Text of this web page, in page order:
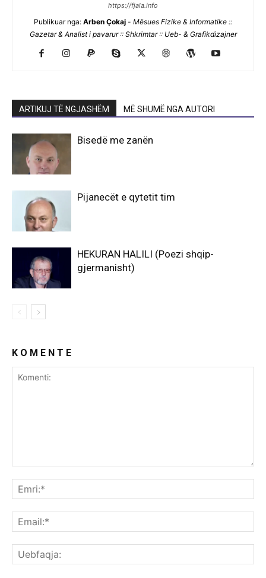
https://fjala.info
Publikuar nga: Arben Çokaj - Mësues Fizike & Informatike ::
Gazetar & Analist i pavarur :: Shkrimtar :: Ueb- & Grafikdizajner
ARTIKUJ TË NGJASHËM MË SHUMË NGA AUTORI
Bisedë me zanën
Pijanecët e qytetit tim
HEKURAN HALILI (Poezi shqip-
gjermanisht)
K O M E N T E